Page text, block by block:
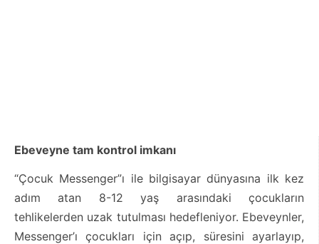
Ebeveyne tam kontrol imkanı
“Çocuk Messenger”ı ile bilgisayar dünyasına ilk kez
adım atan 8-12 yaş arasındaki çocukların
tehlikelerden uzak tutulması hedefleniyor. Ebeveynler,
Messenger’ı çocukları için açıp, süresini ayarlayıp,